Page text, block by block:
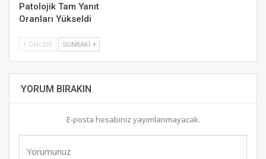
Patolojik Tam Yanıt
Oranları Yükseldi
ÖNCEKI SONRAKI
YORUM BIRAKIN
E-posta hesabınız yayımlanmayacak.